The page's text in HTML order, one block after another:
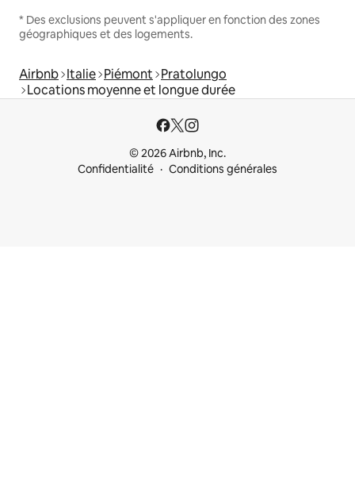
* Des exclusions peuvent s'appliquer en fonction des zones
géographiques et des logements.
Airbnb Italie Piémont Pratolungo
Locations moyenne et longue durée
© 2026 Airbnb, Inc.
Confidentialité
Conditions générales